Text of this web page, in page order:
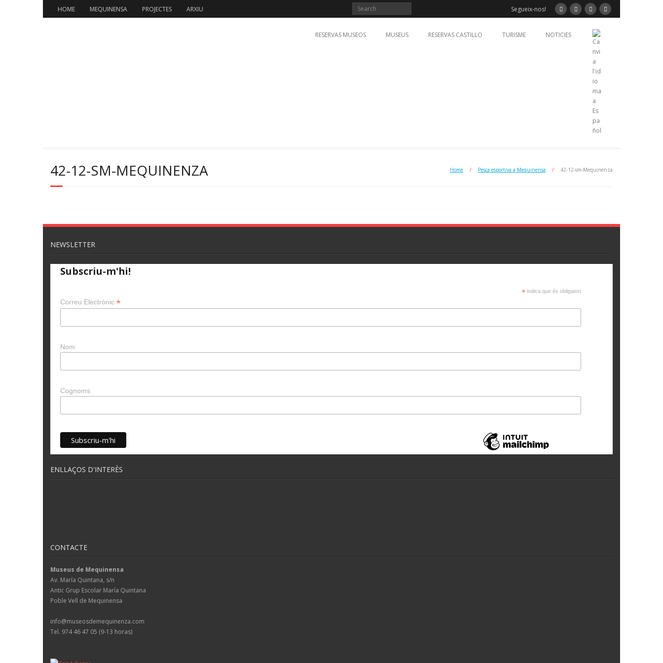
HOME MEQUINENSA PROJECTES ARXIU Segueix-nos!
RESERVAS MUSEOS MUSEUS RESERVAS CASTILLO TURISME NOTICIES
42-12-SM-MEQUINENZA Home / Pesca esportiva a Mequinensa / 42-12-sm-Mequinenza
NEWSLETTER
Subscriu-m'hi!
* indica que és obligatori
Correu Electrònic *
Nom
Cognoms
ENLLAÇOS D'INTERÈS
CONTACTE
Museus de Mequinensa
Av. María Quintana, s/n
Antic Grup Escolar María Quintana
Poble Vell de Mequinensa
info@museosdemequinenza.com
Tel. 974 46 47 05 (9-13 horas)